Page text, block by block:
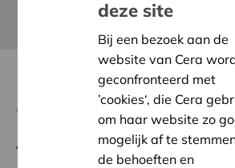
Deze pagina is niet vertaald in
Kermis Nukerke
Terug naar overzicht
Ambitie: Warme en zorgzame
deze site
Bij een bezoek aan de
website van Cera
geconfronteerd met
’cookies‘, die Cera
om haar website zo
mogelijk af te
de behoeften en